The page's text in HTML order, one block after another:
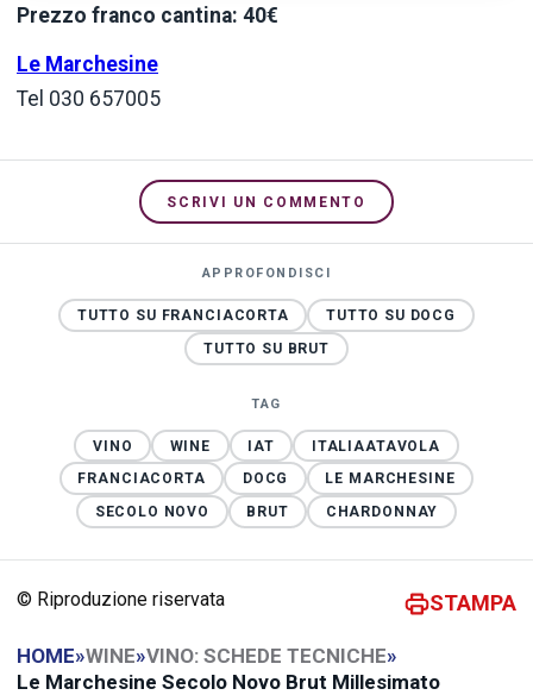
Prezzo franco cantina: 40€
Le Marchesine
Tel 030 657005
SCRIVI UN COMMENTO
APPROFONDISCI
TUTTO SU FRANCIACORTA
TUTTO SU DOCG
TUTTO SU BRUT
TAG
VINO WINE IAT
ITALIAATAVOLA
FRANCIACORTA
DOCG
LE MARCHESINE
SECOLO NOVO
BRUT CHARDONNAY
© Riproduzione riservata STAMPA
HOME»WINE»VINO: SCHEDE TECNICHE»
Le Marchesine Secolo Novo Brut Millesimato